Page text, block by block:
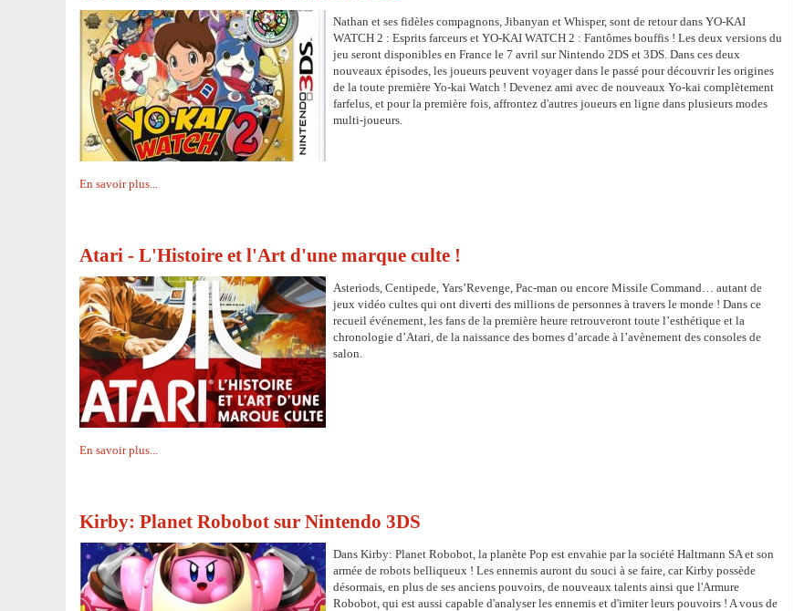
Nathan et ses fidèles compagnons, Jibanyan et Whisper, sont de retour dans YO-KAI
WATCH 2 : Esprits farceurs et YO-KAI WATCH 2 : Fantômes bouffis ! Les deux versions du
jeu seront disponibles en France le 7 avril sur Nintendo 2DS et 3DS. Dans ces deux
nouveaux épisodes, les joueurs peuvent voyager dans le passé pour découvrir les origines
de la toute première Yo-kai Watch ! Devenez ami avec de nouveaux Yo-kai complètement
farfelus, et pour la première fois, affrontez d'autres joueurs en ligne dans plusieurs modes
multi-joueurs.
En savoir plus...
Atari - L'Histoire et l'Art d'une marque culte !
Asteriods, Centipede, Yars’Revenge, Pac-man ou encore Missile Command… autant de
jeux vidéo cultes qui ont diverti des millions de personnes à travers le monde ! Dans ce
recueil événement, les fans de la première heure retrouveront toute l’esthétique et la
chronologie d’Atari, de la naissance des bornes d’arcade à l’avènement des consoles de
salon.
En savoir plus...
Kirby: Planet Robobot sur Nintendo 3DS
Dans Kirby: Planet Robobot, la planète Pop est envahie par la société Haltmann SA et son
armée de robots belliqueux ! Les ennemis auront du souci à se faire, car Kirby possède
désormais, en plus de ses anciens pouvoirs, de nouveaux talents ainsi que l'Armure
Robobot, qui est aussi capable d'analyser les ennemis et d'imiter leurs pouvoirs ! A vous de